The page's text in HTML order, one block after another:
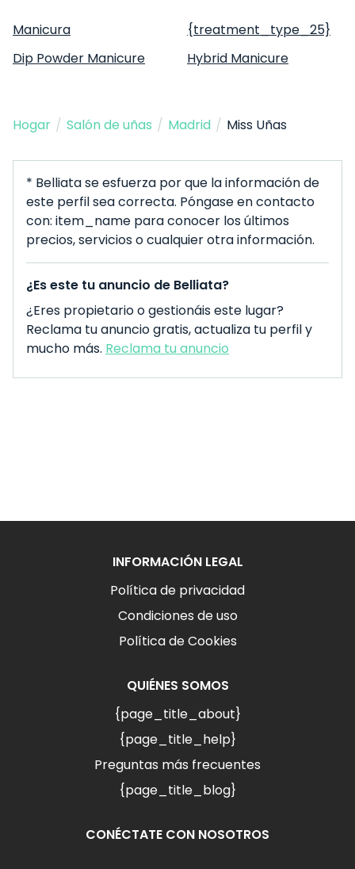
Manicura
{treatment_type_25}
Dip Powder Manicure
Hybrid Manicure
Hogar / Salón de uñas / Madrid / Miss Uñas
* Belliata se esfuerza por que la información de
este perfil sea correcta. Póngase en contacto
con: item_name para conocer los últimos
precios, servicios o cualquier otra información.
¿Es este tu anuncio de Belliata?
¿Eres propietario o gestionáis este lugar?
Reclama tu anuncio gratis, actualiza tu perfil y
mucho más. Reclama tu anuncio
INFORMACIÓN LEGAL
Política de privacidad
Condiciones de uso
Política de Cookies
QUIÉNES SOMOS
{page_title_about}
{page_title_help}
Preguntas más frecuentes
{page_title_blog}
CONÉCTATE CON NOSOTROS